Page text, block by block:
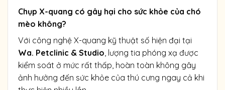
Chụp X-quang có gây hại cho sức khỏe của chó
mèo không?
Với công nghệ X-quang kỹ thuật số hiện đại tại
Wa. Petclinic & Studio, lượng tia phóng xạ được
kiểm soát ở mức rất thấp, hoàn toàn không gây
ảnh hưởng đến sức khỏe của thú cưng ngay cả khi